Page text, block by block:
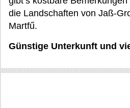
die Landschaften von Jaß-
Martfű.
Günstige Unterkunft und